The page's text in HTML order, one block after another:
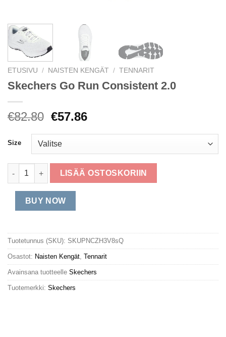
ETUSIVU / NAISTEN KENGÄT / TENNARIT
Skechers Go Run Consistent 2.0
€82.80 Alkuperäinen
oli:
€82.80.
€57.86Nykyinen
€57.86.
Size
Skechers Go Run Consistent 2.0 määrä
LISÄÄ OSTOSKORIIN
BUY NOW
Tuotetunnus (SKU): SKUPNCZH3V8sQ
Osastot: Naisten Kengät, Tennarit
Avainsana tuotteelle Skechers
Tuotemerkki: Skechers